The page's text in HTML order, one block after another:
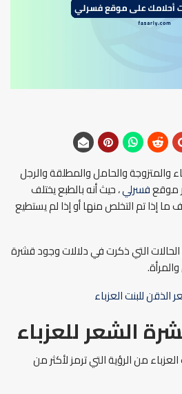
والمتزوجة والحامل والمطلقة والرجل
موقعفسرلي، حيث أنه بالطبع يختلف
ما إذا تم التخلص منها أو إذا لم يستطيع
التي ذكرت في دلالات وجود قشرة
للبنت العزباء
الشعر للعزباء
من الرؤية التي ترمز لأكثر من